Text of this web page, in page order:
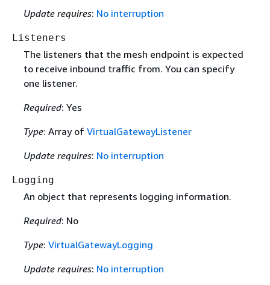
Update requires: No interruption
Listeners
The listeners that the mesh endpoint is expected
to receive inbound traffic from. You can specify
one listener.
Required: Yes
Type: Array of VirtualGatewayListener
Update requires: No interruption
Logging
An object that represents logging information.
Required: No
Type: VirtualGatewayLogging
Update requires: No interruption